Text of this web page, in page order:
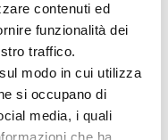
contenuti ed
funzionalità dei
traffico.
modo in cui utilizza
si occupano di
media, i quali
che ha